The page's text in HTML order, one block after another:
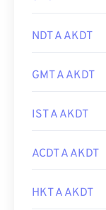
NDT A AKDT
GMT A AKDT
IST A AKDT
ACDT A AKDT
HKT A AKDT